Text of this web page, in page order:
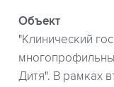
Объект
"Клинический
Дитя". В рамках